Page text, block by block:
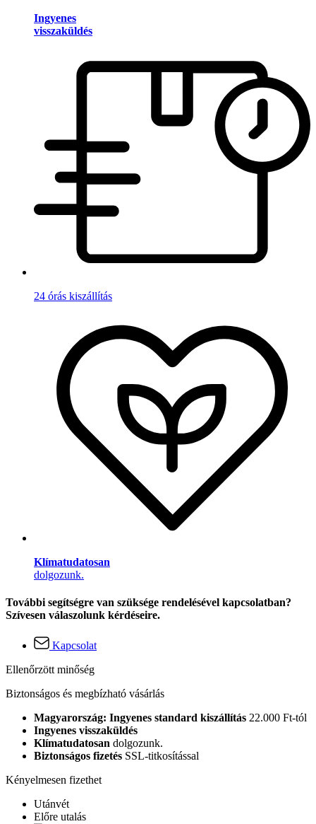
Ingyenes
visszaküldés
24 órás kiszállítás
Klímatudatosan
dolgozunk.
További segítségre van szüksége rendelésével kapcsolatban?
Szívesen válaszolunk kérdéseire.
Kapcsolat
Ellenőrzött minőség
Biztonságos és megbízható vásárlás
Magyarország: Ingyenes standard kiszállítás 22.000 Ft-tól
Ingyenes visszaküldés
Klímatudatosan dolgozunk.
Biztonságos fizetés SSL-titkosítással
Kényelmesen fizethet
Utánvét
Előre utalás